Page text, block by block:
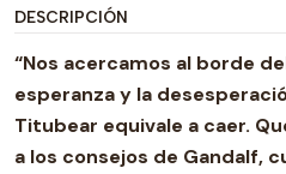
DESCRIPCIÓN
“Nos acercamos al borde
esperanza y la
Titubear equivale a caer.
a los consejos de Gandalf,